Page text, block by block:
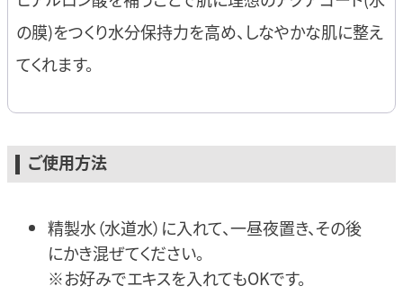
の膜)をつくり水分保持力を高め、しなやかな肌に整え
てくれます。
ご使用方法
精製水（水道水）に入れて、一昼夜置き、その後
にかき混ぜてください。
※お好みでエキスを入れてもOKです。